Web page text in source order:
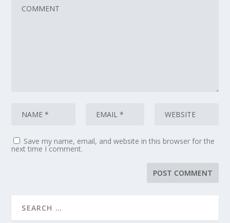
Save my name, email, and website in this browser for the
next time I comment.